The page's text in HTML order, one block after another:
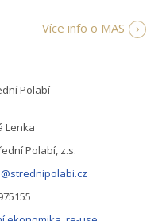
Více info o MAS
Polabí
Lenka
Polabí, z.s.